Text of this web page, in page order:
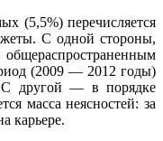
(5,5%) перечисляется
С одной стороны,
(2009 — 2012 годы)
другой — в порядке
масса неясностей: за
карьере.